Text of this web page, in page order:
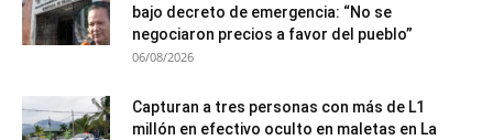
bajo decreto de emergencia: “No se
negociaron precios a favor del pueblo”
06/08/2026
Capturan a tres personas con más de L1
millón en efectivo oculto en maletas en La